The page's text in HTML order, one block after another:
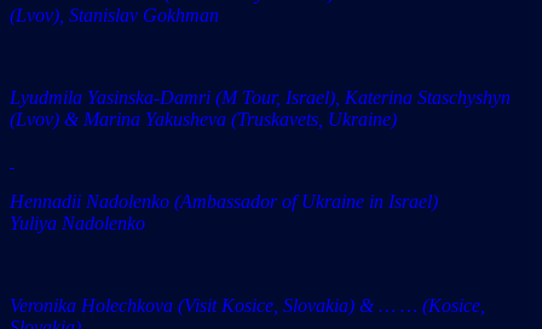
(Lvov), Stanislav Gokhman
Lyudmila Yasinska-Damri (M Tour, Israel), Katerina Staschyshyn
(Lvov) & Marina Yakusheva (Truskavets, Ukraine)
Hennadii Nadolenko (Ambassador of Ukraine in Israel)
Yuliya Nadolenko
Veronika Holechkova (Visit Kosice, Slovakia) & … … (Kosice,